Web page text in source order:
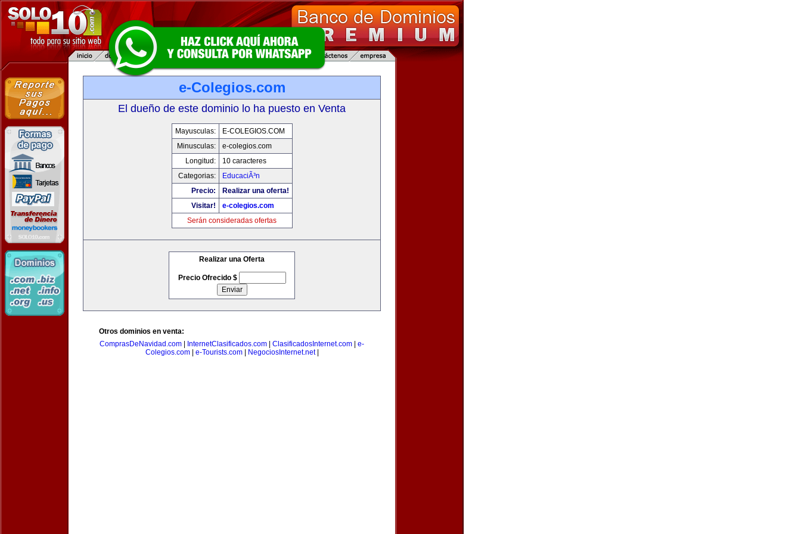
e-Colegios.com
El dueño de este dominio lo ha puesto en Venta
Mayusculas:
E-COLEGIOS.COM
Minusculas:
e-colegios.com
Longitud:
10 caracteres
Categorias:
EducaciÃ³n
Precio:
Realizar una oferta!
Visitar!
e-colegios.com
Serán consideradas ofertas
Realizar una Oferta
Precio Ofrecido $
Otros dominios en venta:
ComprasDeNavidad.com
InternetClasificados.com ClasificadosInternet.com
e-
Colegios.com| e-Tourists.com| NegociosInternet.net|